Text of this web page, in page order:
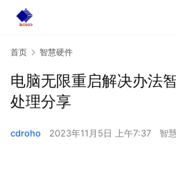
首页 智慧硬件
电脑无限重启解决办法
处理分享
cdroho 2023年11月5日 上午7:37 智